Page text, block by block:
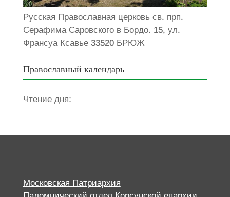
Русская Православная церковь св. прп.
Серафима Саровского в Бордо. 15, ул.
Франсуа Ксавье 33520 БРЮЖ
Православный календарь
Чтение дня:
Московская Патриархия